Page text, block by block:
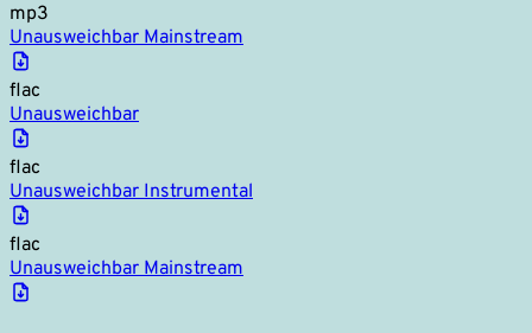
mp3
Unausweichbar Mainstream
flac
Unausweichbar
flac
Unausweichbar Instrumental
flac
Unausweichbar Mainstream